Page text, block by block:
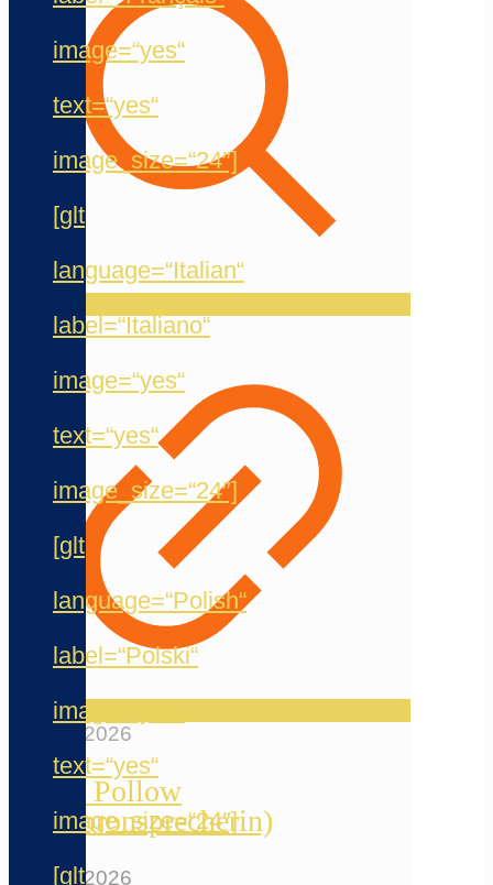
image=“yes“
text=“yes“
image_size=“24″]
[glt
language=“Italian“
label=“Italiano“
image=“yes“
text=“yes“
image_size=“24″]
[glt
language=“Polish“
label=“Polski“
image=“yes“
text=“yes“
image_size=“24″]
[glt
23. Mai 2026
Peggy Pollow
(Synchronsprecherin)
20. Mai 2026